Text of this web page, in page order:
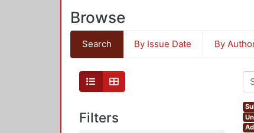
Browse
Search By Issue Date By
Filters